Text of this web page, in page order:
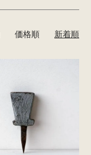
価格順 新着順